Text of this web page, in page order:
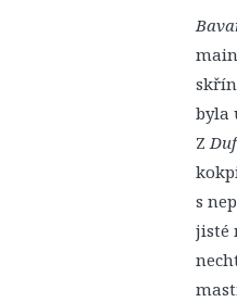
byla
Z
s
jisté